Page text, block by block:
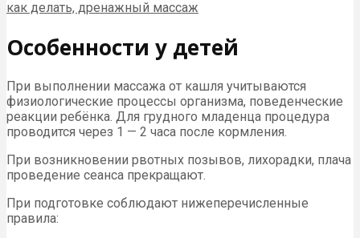
Особенности у детей
При выполнении массажа от кашля учитываются
физиологические процессы организма, поведенческие
реакции ребёнка. Для грудного младенца процедура
проводится через 1 — 2 часа после кормления.
При возникновении рвотных позывов, лихорадки, плача
проведение сеанса прекращают.
При подготовке соблюдают нижеперечисленные
правила: